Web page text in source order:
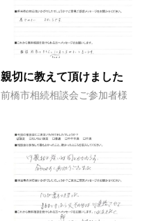
親切に教えて頂けました
前橋市相続相談会ご参加者様